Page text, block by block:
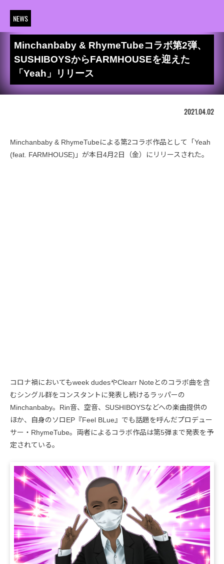
NEWS
Minchanbaby & RhymeTubeコラボ第2弾、
SUSHIBOYSからFARMHOUSEを迎えた
「Yeah」リリース
2021.04.02
Minchanbaby & RhymeTubeによる第2コラボ作品として「Yeah
(feat. FARMHOUSE)」が本日4月2日（金）にリリースされた。
コロナ禍においてもweek dudesやClearr Noteとのコラボ曲を含
むシングル群をコンスタントに発表し続けるラッパーの
Minchanbaby。Rin音、空音、SUSHIBOYSなどへの楽曲提供の
ほか、自身のソロEP『Feel BLue』でも話題を呼んだプロデュー
サー・RhymeTube。両者によるコラボ作品は第5弾まで発表を予
定されている。